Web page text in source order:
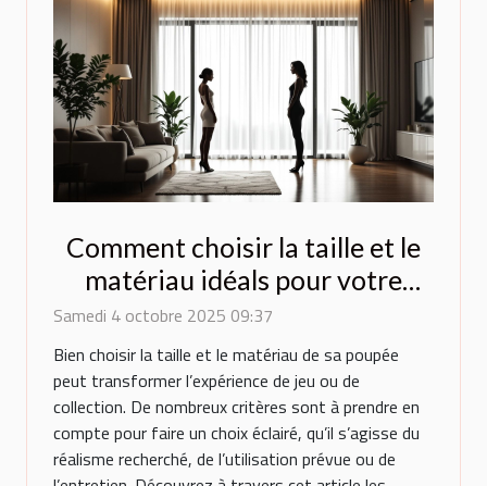
Comment choisir la taille et le
matériau idéals pour votre
poupée ?
Samedi 4 octobre 2025 09:37
Bien choisir la taille et le matériau de sa poupée
peut transformer l’expérience de jeu ou de
collection. De nombreux critères sont à prendre en
compte pour faire un choix éclairé, qu’il s’agisse du
réalisme recherché, de l’utilisation prévue ou de